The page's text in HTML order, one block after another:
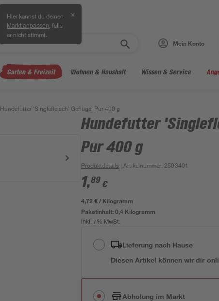
Hier kannst du deinen
Markt anpassen , falls
er nicht stimmt.
✕
Mein Konto
Garten & Freizeit Wohnen & Haushalt Wissen & Service
Hundefutter 'Singlefleisch' Geflügel Pur 400 g
Hundefutter
Pur 400 g
Produktdetails | Artikelnummer: 2503401
1,89 €
4,72 € / Kilogramm
Paketinhalt:0,4 Kilogramm
inkl. 7% MwSt.
Lieferung nach Hause
Diesen Artikel können wir dir
Abholung im Markt